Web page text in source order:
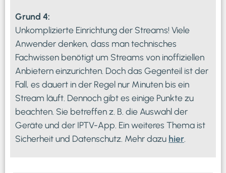
Grund 4:
Unkomplizierte Einrichtung der Streams! Viele
Anwender denken, dass man technisches
Fachwissen benötigt um Streams von inoffiziellen
Anbietern einzurichten. Doch das Gegenteil ist der
Fall, es dauert in der Regel nur Minuten bis ein
Stream läuft. Dennoch gibt es einige Punkte zu
beachten. Sie betreffen z. B. die Auswahl der
Geräte und der IPTV-App. Ein weiteres Thema ist
Sicherheit und Datenschutz. Mehr dazu hier